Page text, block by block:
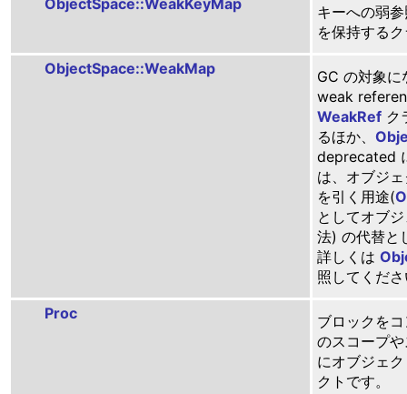
ObjectSpace::WeakKeyMap
キーへの弱
を保持する
ObjectSpace::WeakMap
GC の対象に
weak
WeakRefク
るほか、
deprecated
は、オブジ
を引く用途(
としてオブ
法) の代替と
詳しくは
照してくだ
Proc
ブロックを
のスコープ
にオブジェ
クトです。